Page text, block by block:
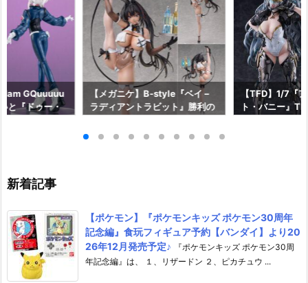
GQuuuuu
と『ドゥー・
【メガニケ】B-style『ベイ –
ラディアントラビット』勝利の
約【フリーイング】より2026
【TFD】1/7『
ト・バニー』
新着記事
【ポケモン】『ポケモンキッズ ポケモン30周年
記念編』食玩フィギュア予約【バンダイ】より20
26年12月発売予定♪
『ポケモンキッズ ポケモン30周
年記念編』は、 １、リザードン ２、ピカチュウ ...